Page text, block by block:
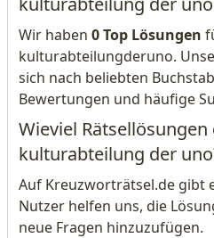
Wir haben 0 Top Lösungen
kulturabteilungderuno.
sich nach beliebten
Bewertungen und häufige
Wieviel
kulturabteilung der
Auf Kreuzworträtsel.de gibt
Nutzer helfen uns, die
neue Fragen hinzuzufügen.